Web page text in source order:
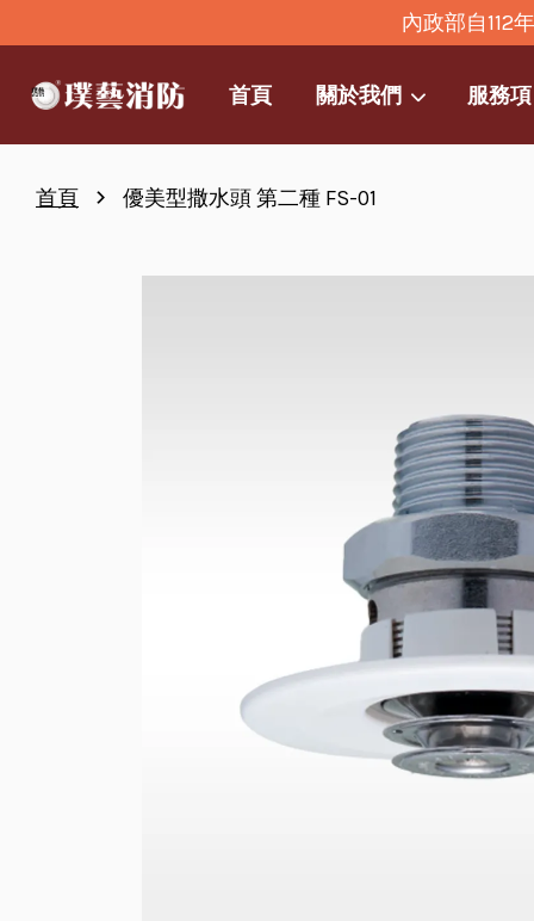
內政部自112
首頁 關於我們 服務
首頁 › 優美型撒水頭 第二種 FS-01